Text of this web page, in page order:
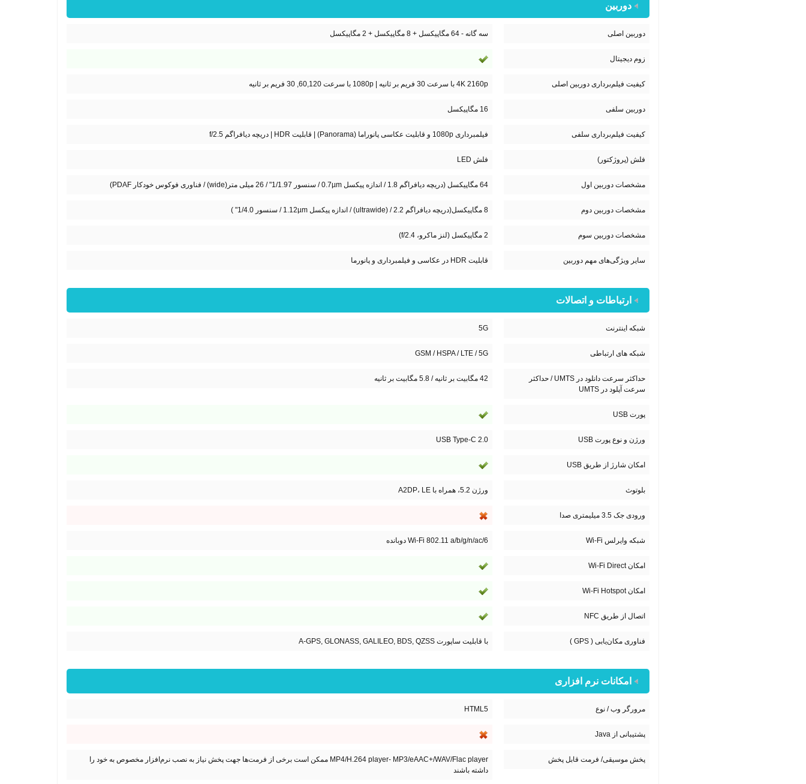
دوربین
دوربین اصلی سه گانه - 64 مگاپیکسل + 8 مگاپیکسل + 2 مگاپیکسل
زوم دیجیتال
کیفیت فیلم‌برداری دوربین اصلی 4K 2160p با سرعت 30 فریم بر ثانیه | 1080p با سرعت 60,120, 30 فریم بر ثانیه
دوربین سلفی 16 مگاپیکسل
کیفیت فیلم‌برداری سلفی فیلمبرداری 1080p و قابلیت عکاسی پانوراما (Panorama) | قابلیت HDR | دریچه دیافراگم f/2.5
فلش (پروژکتور) فلش LED
مشخصات دوربین اول 64 مگاپیکسل (دریچه دیافراگم 1.8 / اندازه پیکسل 0.7µm / سنسور 1/1.97" / 26 میلی متر(wide) / فناوری فوکوس خودکار PDAF)
مشخصات دوربین دوم 8 مگاپیکسل(دریچه دیافراگم 2.2 / (ultrawide) / اندازه پیکسل 1.12µm / سنسور 1/4.0" )
مشخصات دوربین سوم 2 مگاپیکسل (لنز ماکرو، f/2.4)
سایر ویژگی‌های مهم دوربین قابلیت HDR در عکاسی و فیلمبرداری و پانورما
ارتباطات و اتصالات
شبکه اینترنت 5G
شبکه های ارتباطی GSM / HSPA / LTE / 5G
حداکثر سرعت دانلود در UMTS / حداکثر
سرعت آپلود در UMTS
42 مگابیت بر ثانیه / 5.8 مگابیت بر ثانیه
پورت USB
ورژن و نوع پورت USB USB Type-C 2.0
امکان شارژ از طریق USB
بلوتوث ورژن 5.2، همراه با A2DP، LE
ورودی جک 3.5 میلیمتری صدا
شبکه وایرلس Wi-Fi Wi-Fi 802.11 a/b/g/n/ac/6 دوبانده
امکان Wi-Fi Direct
امکان Wi-Fi Hotspot
اتصال از طریق NFC
فناوری مکان‌یابی ( GPS ) با قابلیت ساپورت A-GPS, GLONASS, GALILEO, BDS, QZSS
امکانات نرم افزاری
مرورگر وب / نوع HTML5
پشتیبانی از Java
پخش موسیقی/ فرمت قابل پخش
MP4/H.264 player- MP3/eAAC+/WAV/Flac player ممکن است برخی از فرمت‌ها جهت پخش نیاز به نصب نرم‌افزار مخصوص به خود را
داشته باشند